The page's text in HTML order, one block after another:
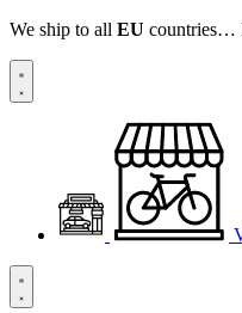
We ship to all EU countries…